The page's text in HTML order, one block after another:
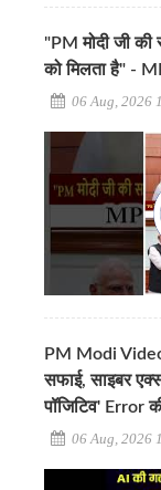
"PM मोदी जी
को मिलता है" -
06 Aug, 2026
PM Modi
सफाई, साइबर
पॉजिटिव' Error
06 Aug, 2026